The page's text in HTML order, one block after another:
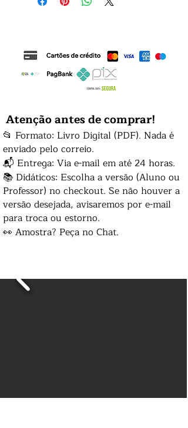
Atenção antes de comprar!
📂 Formato: Livro Digital (PDF). Nada é
enviado pelo correio.
📬 Entrega: Via e-mail em até 24 horas.
📚 Didáticos: Escolha a versão (Aluno ou
Professor) no checkout. Se não houver a
versão desejada, avisaremos por e-mail
para troca ou estorno.
👀 Amostra? Peça no Chat.